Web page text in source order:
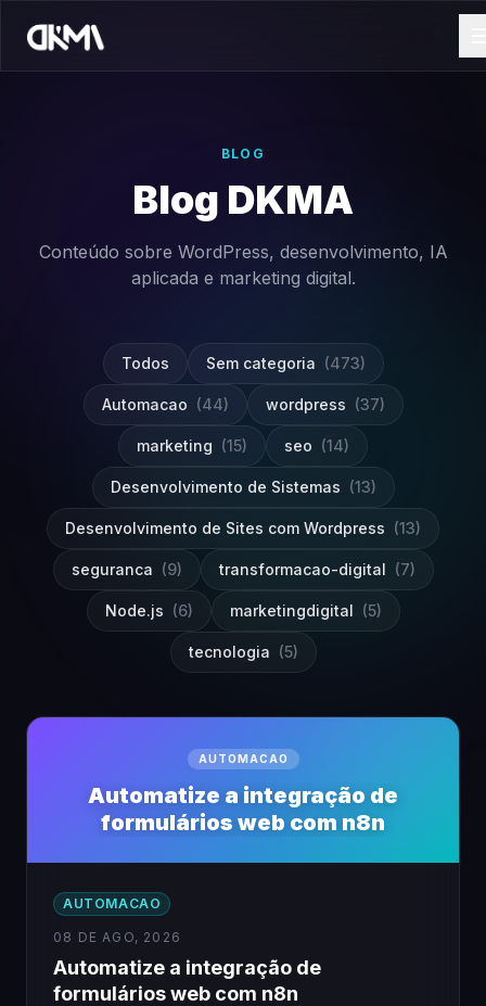
BLOG
Blog DKMA
Conteúdo sobre WordPress, desenvolvimento, IA
aplicada e marketing digital.
Todos Sem categoria (473)
Automacao (44) wordpress (37)
marketing (15) seo (14)
Desenvolvimento de Sistemas (13)
Desenvolvimento de Sites com Wordpress (13)
seguranca (9) transformacao-digital (7)
Node.js (6) marketingdigital (5)
tecnologia (5)
AUTOMACAO
Automatize a integração de
formulários web com n8n
AUTOMACAO
08 DE AGO, 2026
Automatize a integração de
formulários web com n8n